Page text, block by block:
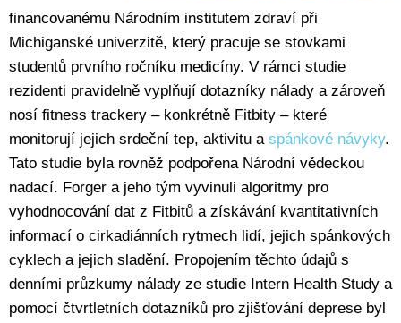
financovanému Národním institutem zdraví při
Michiganské univerzitě, který pracuje se stovkami
studentů prvního ročníku medicíny. V rámci studie
rezidenti pravidelně vyplňují dotazníky nálady a zároveň
nosí fitness trackery – konkrétně Fitbity – které
monitorují jejich srdeční tep, aktivitu a spánkové návyky.
Tato studie byla rovněž podpořena Národní vědeckou
nadací. Forger a jeho tým vyvinuli algoritmy pro
vyhodnocování dat z Fitbitů a získávání kvantitativních
informací o cirkadiánních rytmech lidí, jejich spánkových
cyklech a jejich sladění. Propojením těchto údajů s
denními průzkumy nálady ze studie Intern Health Study a
pomocí čtvrtletních dotazníků pro zjišťování deprese byl